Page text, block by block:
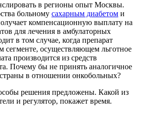
в регионы опыт Москвы.
больному сахарным диабетом и
компенсационную выплату на
для лечения в амбулаторных
в том случае, когда препарат
сегменте, осуществляющем льготное
производится из средств
Почему бы не принять аналогичное
в отношении онкобольных?
решения предложены. Какой из
и регулятор, покажет время.